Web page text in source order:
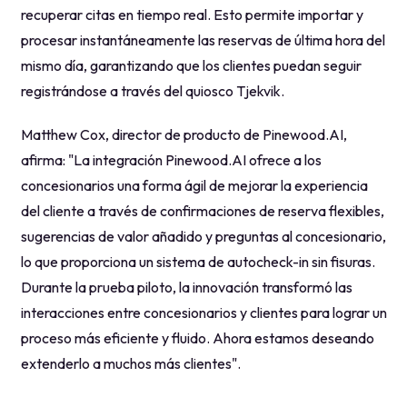
recuperar citas en tiempo real. Esto permite importar y
procesar instantáneamente las reservas de última hora del
mismo día, garantizando que los clientes puedan seguir
registrándose a través del quiosco Tjekvik.
Matthew Cox, director de producto de Pinewood.AI,
afirma: "La integración Pinewood.AI ofrece a los
concesionarios una forma ágil de mejorar la experiencia
del cliente a través de confirmaciones de reserva flexibles,
sugerencias de valor añadido y preguntas al concesionario,
lo que proporciona un sistema de autocheck-in sin fisuras.
Durante la prueba piloto, la innovación transformó las
interacciones entre concesionarios y clientes para lograr un
proceso más eficiente y fluido. Ahora estamos deseando
extenderlo a muchos más clientes".